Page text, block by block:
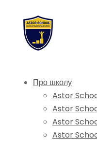
Про школу
Astor
Astor
Astor
Astor